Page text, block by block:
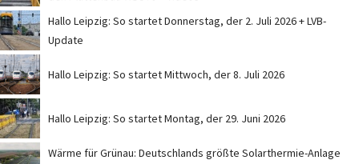
Hallo Leipzig: So startet Donnerstag, der 2. Juli 2026 + LVB-
Update
Hallo Leipzig: So startet Mittwoch, der 8. Juli 2026
Hallo Leipzig: So startet Montag, der 29. Juni 2026
Wärme für Grünau: Deutschlands größte Solarthermie-Anlage